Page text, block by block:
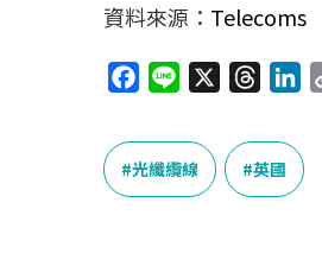
資料來源： Telecoms
c
e
b
n
e
r
e
a
k
光纖纜線 英國